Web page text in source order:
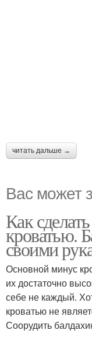
читать дальше →
Вас может
Как
кроватью.
своими
Основной минус
их достаточно
себе не каждый.
кроватью не
Соорудить